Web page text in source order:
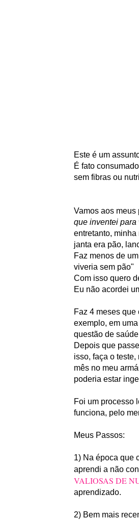
Este é um
É fato
sem fibras ou
Vamos aos meus
que inventei para
entretanto,
janta era pão,
Faz menos de
viveria sem pão"
Com isso quero
Eu não acordei
Faz 4 meses
exemplo, em
questão de
Depois que
isso, faça o
mês no meu
poderia estar
Foi um processo
funciona, pelo
Meus Passos:
1) Na época que
aprendi a não
VALIOSAS DE
aprendizado.
2) Bem mais